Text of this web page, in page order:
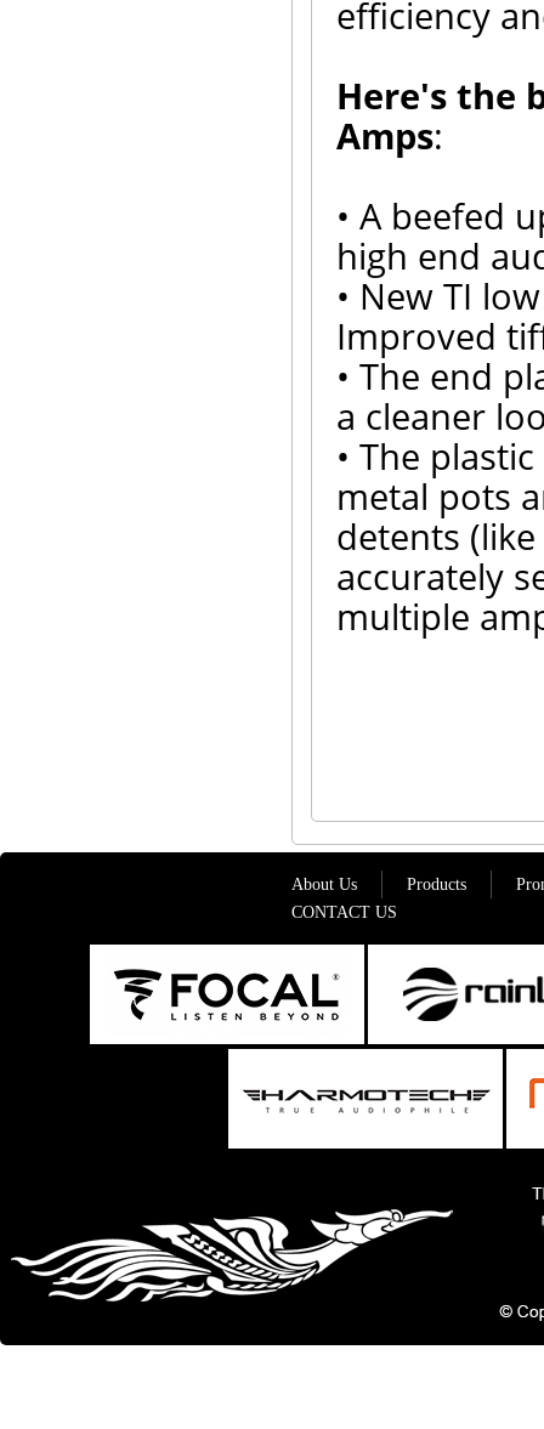
efficiency
Here's the
Amps:
• A beefed
high end
• New TI
Improved
• The end
a cleaner
• The
metal pots
detents
accurately
multiple
About Us Products
CONTACT US